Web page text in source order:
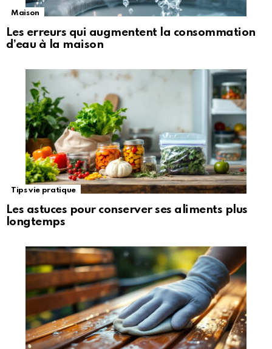
Maison
Les erreurs qui augmentent la consommation
d’eau à la maison
Tips vie pratique
Les astuces pour conserver ses aliments plus
longtemps